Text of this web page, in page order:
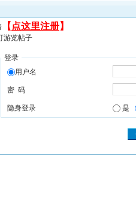
【 点这里注册】
游览帖子
登录
用户名
密 码
隐身登录 是